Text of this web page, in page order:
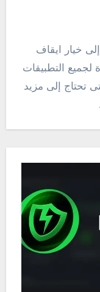
خيار ايقاف
التطبيقات
تحتاج إلى مزيد